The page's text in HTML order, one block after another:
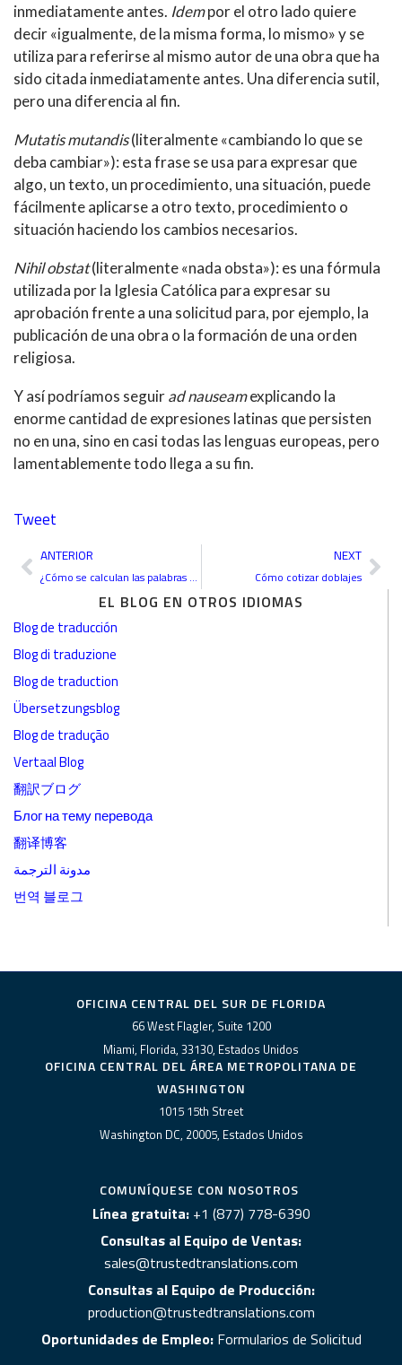
EL BLOG EN OTROS IDIOMAS
Blog de traducción
Blog di traduzione
Blog de traduction
Übersetzungsblog
Blog de tradução
Vertaal Blog
翻訳ブログ
Блог на тему перевода
翻译博客
مدونة الترجمة
번역 블로그
inmediatamente antes. Idempor el otro lado quiere
decir «igualmente, de la misma forma, lo mismo» y se
utiliza para referirse al mismo autor de una obra que ha
sido citada inmediatamente antes. Una diferencia sutil,
pero una diferencia al fin.
Mutatis mutandis(literalmente «cambiando lo que se
deba cambiar»): esta frase se usa para expresar que
algo, un texto, un procedimiento, una situación, puede
fácilmente aplicarse a otro texto, procedimiento o
situación haciendo los cambios necesarios.
Nihil obstat(literalmente «nada obsta»): es una fórmula
utilizada por la Iglesia Católica para expresar su
aprobación frente a una solicitud para, por ejemplo, la
publicación de una obra o la formación de una orden
religiosa.
Y así podríamos seguirad nauseamexplicando la
enorme cantidad de expresiones latinas que persisten
no en una, sino en casi todas las lenguas europeas, pero
lamentablemente todo llega a su fin.
Tweet
AntANTERIOR
¿Cómo se calculan las palabras de una traducción?
NEXT
Cómo cotizar doblajes
OFICINA CENTRAL DEL SUR DE FLORIDA
66 West Flagler, Suite 1200
Miami, Florida, 33130, Estados Unidos
OFICINA CENTRAL DEL ÁREA METROPOLITANA DE
WASHINGTON
1015 15th Street
Washington DC, 20005, Estados Unidos
COMUNÍQUESE CON NOSOTROS
Línea gratuita: +1 (877) 778-6390
Consultas al Equipo de Ventas:
sales@trustedtranslations.com
Consultas al Equipo de Producción:
production@trustedtranslations.com
Oportunidades de Empleo: Formularios de Solicitud